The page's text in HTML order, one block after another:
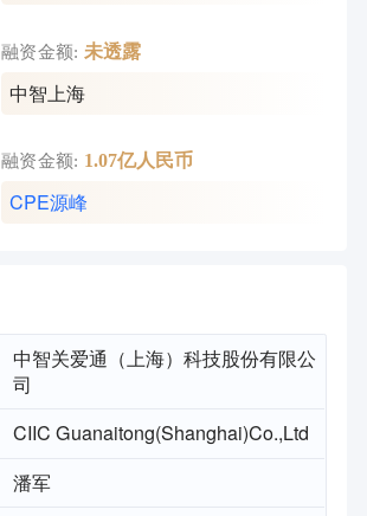
融资金额: 未透露
中智上海
融资金额: 1.07亿人民币
CPE源峰
中智关爱通（上海）科技股份有限公
司
CIIC Guanaitong(Shanghai)Co.,Ltd
潘军